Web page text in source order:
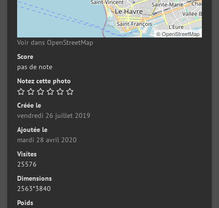
©OpenStreetMap
Voir dans OpenStreetMap
Score
pas de note
Notez cette photo
Créée le
vendredi 26 juillet 2019
Ajoutée le
mardi 28 avril 2020
Visites
25576
Dimensions
2563*3840
Poids